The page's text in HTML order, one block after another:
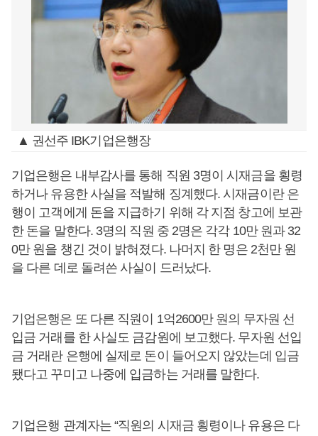
▲ 권선주 IBK기업은행장
기업은행은 내부감사를 통해 직원 3명이 시재금을 횡령
하거나 유용한 사실을 적발해 징계했다. 시재금이란 은
행이 고객에게 돈을 지급하기 위해 각 지점 창고에 보관
한 돈을 말한다. 3명의 직원 중 2명은 각각 10만 원과 32
0만 원을 챙긴 것이 밝혀졌다. 나머지 한 명은 2천만 원
을 다른 데로 돌려쓴 사실이 드러났다.
기업은행은 또 다른 직원이 1억2600만 원의 무자원 선
입금 거래를 한 사실도 금감원에 보고했다. 무자원 선입
금 거래란 은행에 실제로 돈이 들어오지 않았는데 입금
됐다고 꾸미고 나중에 입금하는 거래를 말한다.
기업은행 관계자는 “직원의 시재금 횡령이나 유용은 다